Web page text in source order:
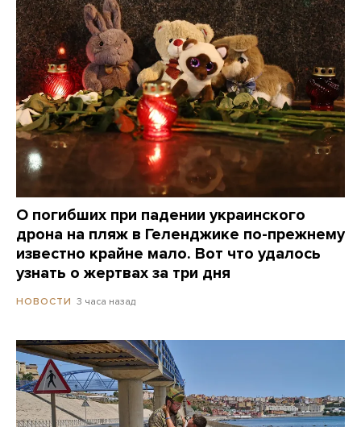
О погибших при падении украинского
дрона на пляж в Геленджике по-прежнему
известно крайне мало. Вот что удалось
узнать о жертвах за три дня
НОВОСТИ 3 часа назад